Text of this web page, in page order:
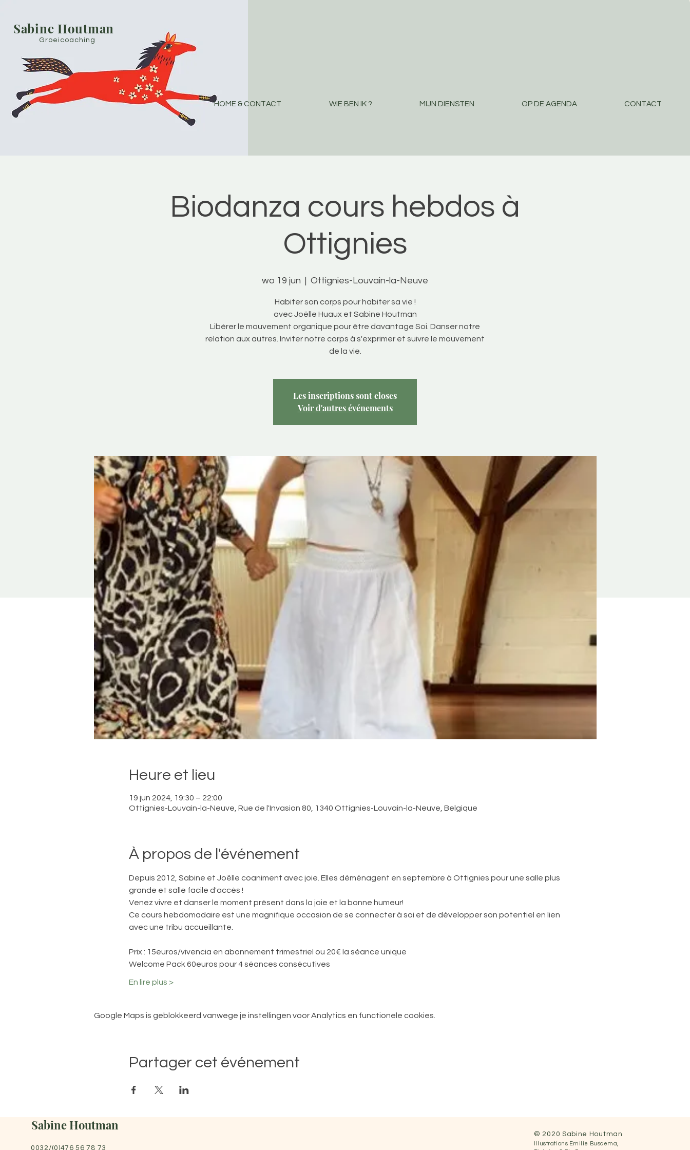
Sabine Houtman
Groeicoaching
HOME & CONTACT WIE BEN IK ? MIJN DIENSTEN OP DE AGENDA CONTACT
Biodanza cours hebdos à
Ottignies
wo 19 jun
  |
Ottignies-Louvain-la-Neuve
Habiter son corps pour habiter sa vie !
avec Joëlle Huaux et Sabine Houtman
Libérer le mouvement organique pour être davantage Soi. Danser notre
relation aux autres. Inviter notre corps à s'exprimer et suivre le mouvement
de la vie.
Les inscriptions sont closes
Voir d'autres événements
Heure et lieu
19 jun 2024, 19:30 – 22:00
Ottignies-Louvain-la-Neuve, Rue de l'Invasion 80, 1340 Ottignies-Louvain-la-Neuve, Belgique
À propos de l'événement
Depuis 2012, Sabine et Joëlle coaniment avec joie. Elles déménagent en septembre à Ottignies pour une salle plus
grande et salle facile d'accès !
Venez vivre et danser le moment présent dans la joie et la bonne humeur!
Ce cours hebdomadaire est une magnifique occasion de se connecter à soi et de développer son potentiel en lien
avec une tribu accueillante.
Prix : 15euros/vivencia en abonnement trimestriel ou 20€ la séance unique
Welcome Pack 60euros pour 4 séances consécutives
En lire plus >
Google Maps is geblokkeerd vanwege je instellingen voor Analytics en functionele cookies.
Partager cet événement
Sabine Houtman
0032/(0)476 56 78 73
© 2020 Sabine Houtman
Illustrations Emilie Buscema,